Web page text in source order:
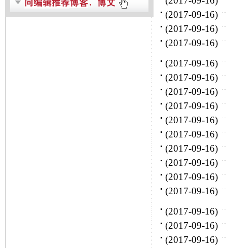
(2017-09-16)
(2017-09-16)
(2017-09-16)
(2017-09-16)
(2017-09-16)
(2017-09-16)
(2017-09-16)
(2017-09-16)
(2017-09-16)
(2017-09-16)
(2017-09-16)
(2017-09-16)
(2017-09-16)
(2017-09-16)
(2017-09-16)
(2017-09-16)